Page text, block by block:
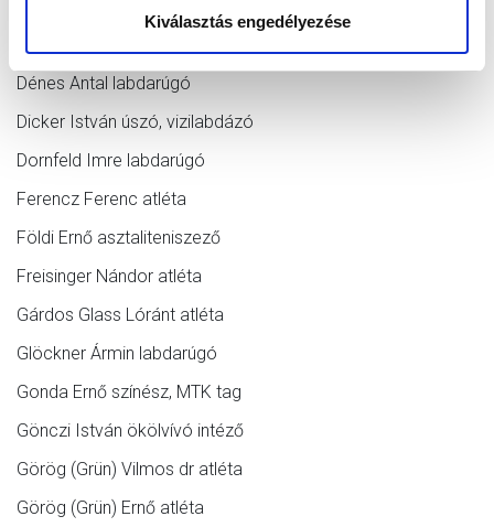
Kiválasztás engedélyezése
Dénes Antal labdarúgó
Dicker István úszó, vizilabdázó
Dornfeld Imre labdarúgó
Ferencz Ferenc atléta
Földi Ernő asztaliteniszező
Freisinger Nándor atléta
Gárdos Glass Lóránt atléta
Glöckner Ármin labdarúgó
Gonda Ernő színész, MTK tag
Gönczi István ökölvívó intéző
Görög (Grün) Vilmos dr atléta
Görög (Grün) Ernő atléta